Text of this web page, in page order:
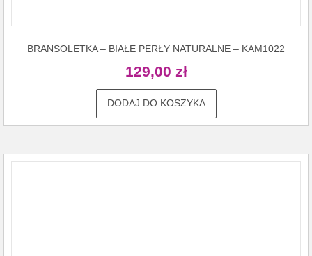
BRANSOLETKA – BIAŁE PERŁY NATURALNE – KAM1022
129,00 zł
DODAJ DO KOSZYKA